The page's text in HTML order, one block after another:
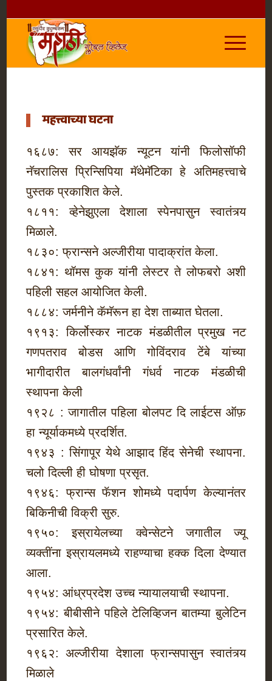
महत्त्वाच्या घटना
१६८७: सर आयझॅक न्यूटन यांनी फिलोसॉफी
नॅचरालिस प्रिन्सिपिया मॅथेमॅटिका हे अतिमहत्त्वाचे
पुस्तक प्रकाशित केले.
१८११: व्हेनेझुएला देशाला स्पेनपासुन स्वातंत्र्य
मिळाले.
१८३०: फ्रान्सने अल्जीरीया पादाक्रांत केला.
१८४१: थॉमस कुक यांनी लेस्टर ते लोफबरो अशी
पहिली सहल आयोजित केली.
१८८४: जर्मनीने कॅमॅरून हा देश ताब्यात घेतला.
१९१३: किर्लोस्कर नाटक मंडळीतील प्रमुख नट
गणपतराव बोडस आणि गोविंदराव टेंबे यांच्या
भागीदारीत बालगंधर्वांनी गंधर्व नाटक मंडळीची
स्थापना केली
१९२८ : जागातील पहिला बोलपट दि लाईटस ऑफ़
हा न्यूर्याकमध्ये प्रदर्शित.
१९४३ : सिंगापूर येथे आझाद हिंद सेनेची स्थापना.
चलो दिल्ली ही घोषणा प्रसृत.
१९४६: फ्रान्स फॅशन शोमध्ये पदार्पण केल्यानंतर
बिकिनीची विक्री सुरु.
१९५०: इस्रायेलच्या क्‍वेन्सेटने जगातील ज्यू
व्यक्तींना इस्रायलमध्ये राहण्याचा हक्क दिला देण्यात
आला.
१९५४: आंध्रप्रदेश उच्च न्यायालयाची स्थापना.
१९५४: बीबीसीने पहिले टेलिव्हिजन बातम्या बुलेटिन
प्रसारित केले.
१९६२: अल्जीरीया देशाला फ्रान्सपासुन स्वातंत्र्य
मिळाले